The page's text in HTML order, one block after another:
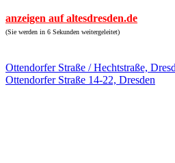
anzeigen auf altesdresden.de
(Sie werden in 6 Sekunden weitergeleitet)
Ottendorfer Straße / Hechtstraße,
Ottendorfer Straße 14-22, Dresden